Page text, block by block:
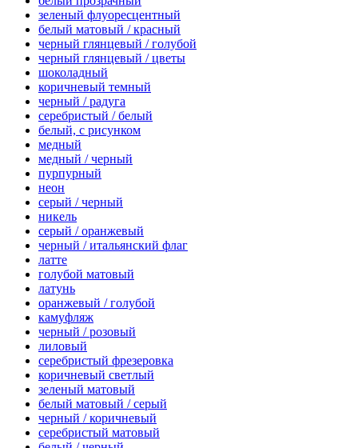
зеленый флуоресцентный
белый матовый / красный
черный глянцевый / голубой
черный глянцевый / цветы
шоколадный
коричневый темный
черный / радуга
серебристый / белый
белый, с рисунком
медный
медный / черный
пурпурный
неон
серый / черный
никель
серый / оранжевый
черный / итальянский флаг
латте
голубой матовый
латунь
оранжевый / голубой
камуфляж
черный / розовый
лиловый
серебристый фрезеровка
коричневый светлый
зеленый матовый
белый матовый / серый
черный / коричневый
серебристый матовый